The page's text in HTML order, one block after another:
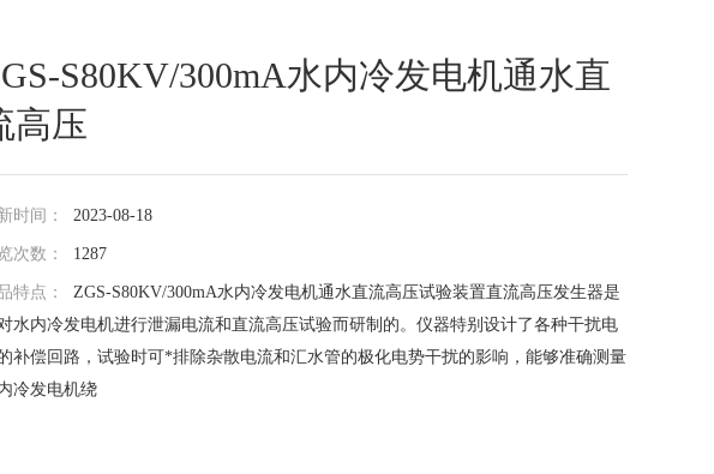
S80KV/300mA水内冷发电机通水直
高压
时间： 2023-08-18
次数： 1287
特点： ZGS-S80KV/300mA水内冷发电机通水直流高压试验装置直流高压发生器是
水内冷发电机进行泄漏电流和直流高压试验而研制的。仪器特别设计了各种干扰电
补偿回路，试验时可*排除杂散电流和汇水管的极化电势干扰的影响，能够准确测量
冷发电机绕